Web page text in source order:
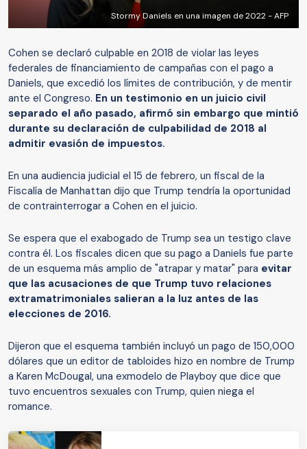
Stormy Daniels en una imagen de 2022 - AFP
Cohen se declaró culpable en 2018 de violar las leyes
federales de financiamiento de campañas con el pago a
Daniels, que excedió los límites de contribución, y de mentir
ante el Congreso. En un testimonio en un juicio civil
separado el año pasado, afirmó sin embargo que mintió
durante su declaración de culpabilidad de 2018 al
admitir evasión de impuestos.
En una audiencia judicial el 15 de febrero, un fiscal de la
Fiscalía de Manhattan dijo que Trump tendría la oportunidad
de contrainterrogar a Cohen en el juicio.
Se espera que el exabogado de Trump sea un testigo clave
contra él. Los fiscales dicen que su pago a Daniels fue parte
de un esquema más amplio de "atrapar y matar" para evitar
que las acusaciones de que Trump tuvo relaciones
extramatrimoniales salieran a la luz antes de las
elecciones de 2016.
Dijeron que el esquema también incluyó un pago de 150,000
dólares que un editor de tabloides hizo en nombre de Trump
a Karen McDougal, una exmodelo de Playboy que dice que
tuvo encuentros sexuales con Trump, quien niega el
romance.